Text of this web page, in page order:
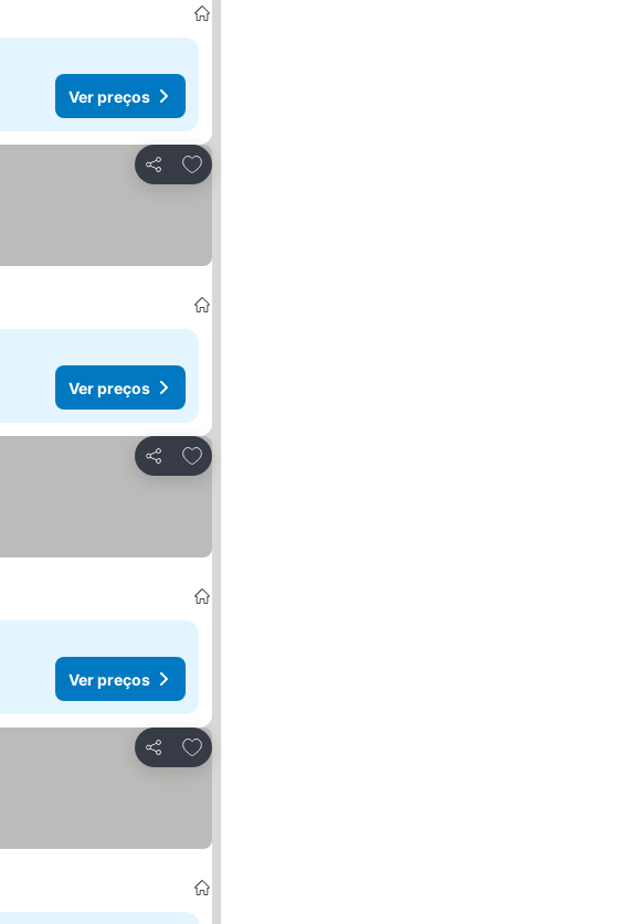
Ver preços
Partilhar
Adicionar aos favoritos
Ver preços
Partilhar
Adicionar aos favoritos
Ver preços
Partilhar
Adicionar aos favoritos